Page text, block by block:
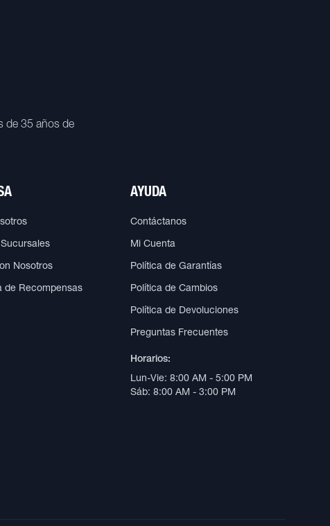
de 35 años de
Nosotros
de Recompensas
AYUDA
Contáctanos
Mi Cuenta
Política de Garantías
Política de Cambios
Política de Devoluciones
Preguntas Frecuentes
Horarios:
Lun-Vie: 8:00 AM - 5:00 PM
Sáb: 8:00 AM - 3:00 PM